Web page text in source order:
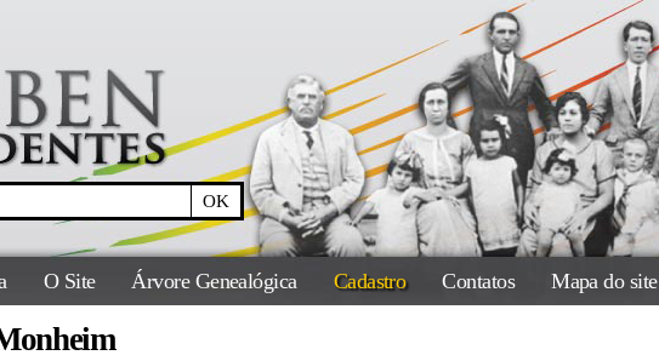
O Site Árvore Genealógica Cadastro Contatos Mapa do site